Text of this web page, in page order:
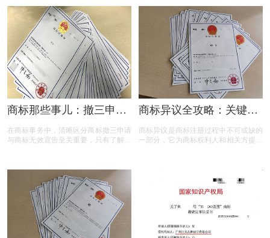
三申请并非随意之举，申请人需要了解
相关要求、目的、法律依据以及可能面
临的失败原因。本文将为您详细解读撤
三申请的要点，帮助您在提出申请时更
加得心应手。
商标那些事儿：撤三申请
在商标事务中，清晰区分商标撤三申请
与商标无效宣告至关重要，只有了解它
上内容能帮助大家更好地理解这两个概
念，从而在商标相关事务中避免不必要
的损失和麻烦。
商标异议全攻略：关键问
商标异议是商标注册过程中不可或缺的
一部分，它为商标权利人和相关方提供
标准，从常见问题到成功率分析，全方
位解读商标异议的关键要点。无论您是
商标申请人还是潜在的异议人，本文都
商标保护的道路上更加得心应手。